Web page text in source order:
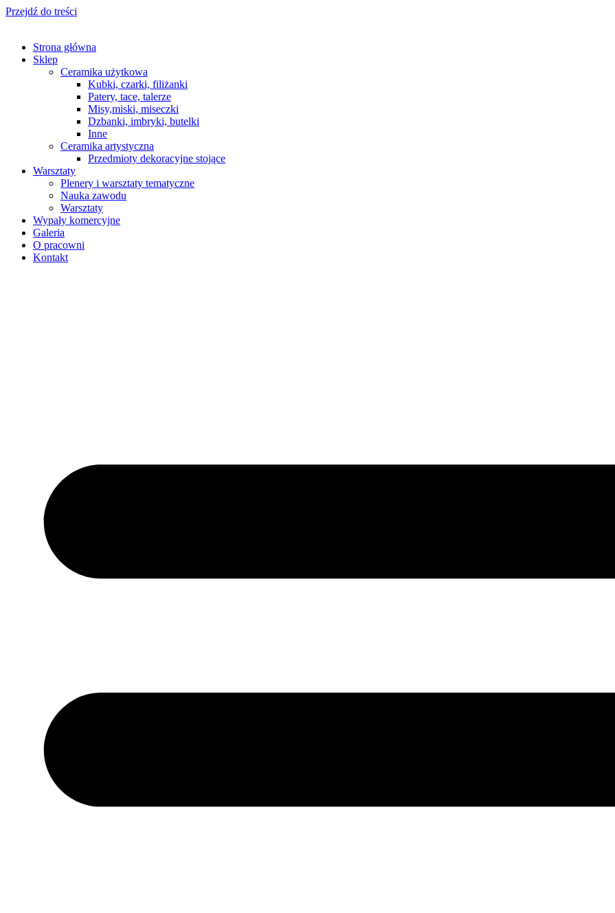
Przejdź do treści
Strona główna
Sklep
Ceramika użytkowa
Kubki, czarki, filiżanki
Patery, tace, talerze
Misy,miski, miseczki
Dzbanki, imbryki, butelki
Inne
Ceramika artystyczna
Przedmioty dekoracyjne stojące
Warsztaty
Plenery i warsztaty tematyczne
Nauka zawodu
Warsztaty
Wypały komercyjne
Galeria
O pracowni
Kontakt